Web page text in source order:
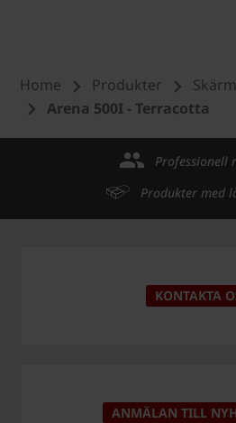
Home Produkter
Arena 500I - Terracotta
Professionell
Produkter med
KONTAKTA
ANMÄLAN TILL